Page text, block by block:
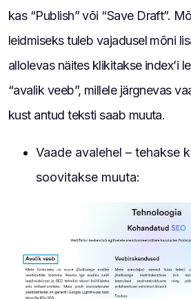
kas “Publish” või “Save Draft”.
leidmiseks tuleb vajadusel mõni
allolevas näites klikitakse index’i
“avalik veeb”, millele järgnevas
kust antud teksti saab muuta.
Vaade avalehel – tehakse
soovitakse muuta: